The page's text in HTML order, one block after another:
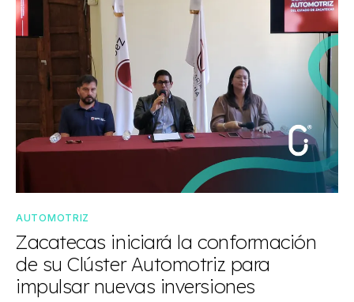
AUTOMOTRIZ
Zacatecas iniciará la conformación
de su Clúster Automotriz para
impulsar nuevas inversiones